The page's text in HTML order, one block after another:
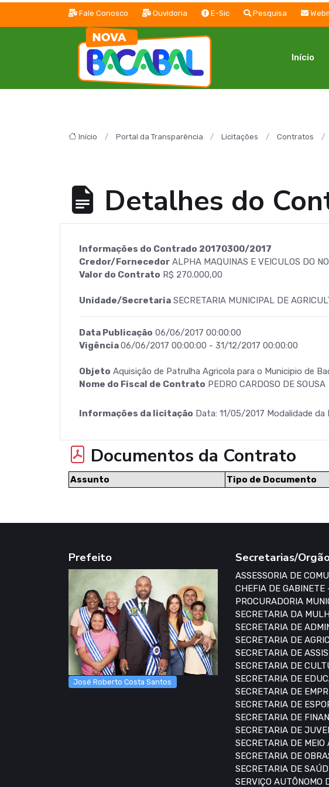
Fale Conosco Ouvidoria E-Sic Pesquisa
Início
Início Portal da Transparência Licitações Contratos
Detalhes do
Informações do Contrado 20170300/2017
Credor/Fornecedor ALPHA MAQUINAS E VEICULOS DO
Valor do Contrato R$ 270.000,00
Unidade/Secretaria SECRETARIA MUNICIPAL DE
Data Publicação 06/06/2017 00:00:00
Vigência06/06/2017 00:00:00 - 31/12/2017 00:00:00
Objeto Aquisição de Patrulha Agricola para o Municipio de
Nome do Fiscal de Contrato PEDRO CARDOSO DE SOUSA
Informações da licitação Data: 11/05/2017 Modalidade da
Documentos da Contrato
Assunto Tipo de Documento
Prefeito
José Roberto Costa Santos
Secretarias/
ASSESSORIA DE
CHEFIA DE
PROCURADORIA
SECRETARIA DA
SECRETARIA DE
SECRETARIA DE
SECRETARIA DE
SECRETARIA DE
SECRETARIA DE
SECRETARIA DE
SECRETARIA DE
SECRETARIA DE
SECRETARIA DE
SECRETARIA DE
SECRETARIA DE
SECRETARIA DE
SERVIÇO AUTÔNOMO